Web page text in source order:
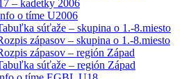
– kadetky 2006
o tíme U2006
súťaže – skupina o 1.-8.miesto
zápasov – skupina o 1.-8.miesto
zápasov – región Západ
súťaže – región Západ